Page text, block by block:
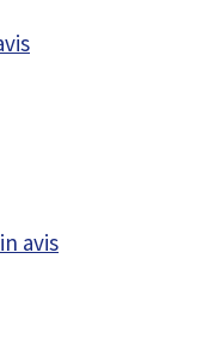
avis